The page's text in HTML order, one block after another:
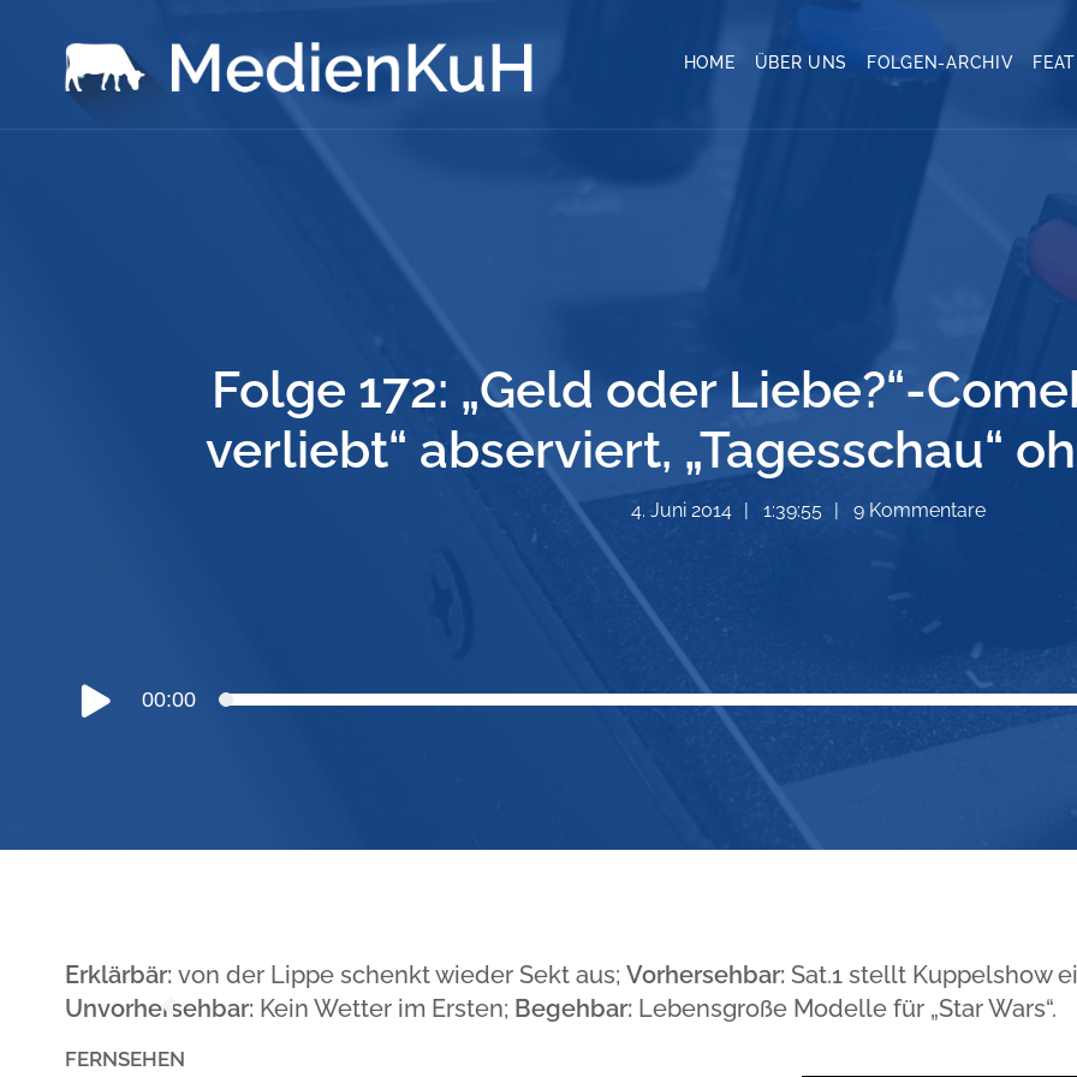
HOME ÜBER UNS FOLGEN-ARCHIV
Folge 172: „Geld oder Liebe?“-
verliebt“ abserviert, „Tagesschau“
4. Juni 2014 1:39:55 9 Kommentare
Audio-
Player
00:00
Erklärbär: von der Lippe schenkt wieder Sekt aus; Vorhersehbar: Sat.1 stellt Kuppelshow
Unvorhersehbar: Kein Wetter im Ersten; Begehbar: Lebensgroße Modelle für „Star Wars“.
FERNSEHEN